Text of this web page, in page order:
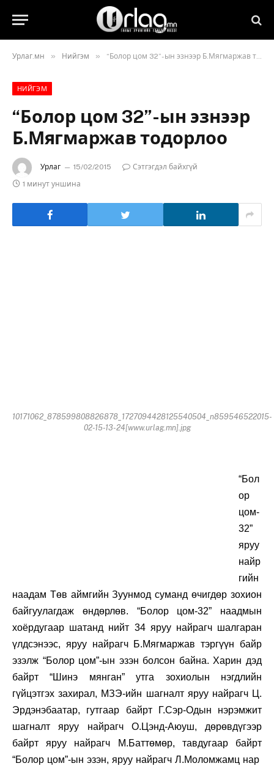
Урлаг.мн » Нийгэм » “Болор цом 32”-ын эзнээр Б.Мягмаржав тодорлоо
НИЙГЭМ
“Болор цом 32”-ын эзнээр
Б.Мягмаржав тодорлоо
Урлаг 15/02/2015
Сэтгэгдэл байхгүй
1 минут уншина
10171062_878599808826878_1727094428125540504_n859546522015-
02-15-13-24[www.urlag.mn].jpg
“Бол
ор
цом-
32”
яруу
найр
гийн
наадам Төв аймгийн Зуунмод суманд өчигдөр зохион
байгуулагдаж өндөрлөв. “Болор цом-32” наадмын
хоёрдугаар шатанд нийт 34 яруу найрагч шалгаран
үлдсэнээс, яруу найрагч Б.Мягмаржав тэргүүн байр
эзэлж “Болор цом”-ын эзэн болсон байна. Харин дэд
байрт “Шинэ мянган” утга зохиолын нэгдлийн
гүйцэтгэх захирал, МЗЭ-ийн шагналт яруу найрагч Ц.
Эрдэнэбаатар, гутгаар байрт Г.Сэр-Одын нэрэмжит
шагналт яруу найрагч О.Цэнд-Аюуш, дөрөвдүгээр
байрт яруу найрагч М.Баттөмөр, тавдугаар байрт
“Болор цом”-ын эзэн, яруу найрагч Л.Моломжамц нар